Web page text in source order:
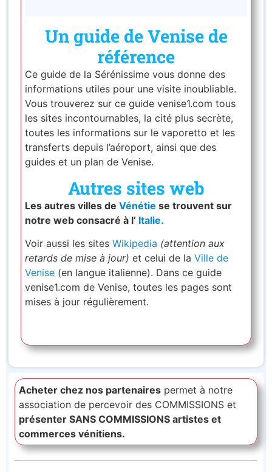
Un guide de Venise de
référence
Ce guide de la Sérénissime vous donne des
informations utiles pour une visite inoubliable.
Vous trouverez sur ce guide venise1.com tous
les sites incontournables, la cité plus secrète,
toutes les informations sur le vaporetto et les
transferts depuis l’aéroport, ainsi que des
guides et un plan de Venise.
Autres sites web
Les autres villes de Vénétie se trouvent sur
notre web consacré à l’ Italie.
Voir aussi les sites Wikipedia (attention aux
retards de mise à jour) et celui de la Ville de
Venise (en langue italienne). Dans ce guide
venise1.com de Venise, toutes les pages sont
mises à jour régulièrement.
Acheter chez nos partenaires permet à notre
association de percevoir des COMMISSIONS et
présenter SANS COMMISSIONS artistes et
commerces vénitiens.